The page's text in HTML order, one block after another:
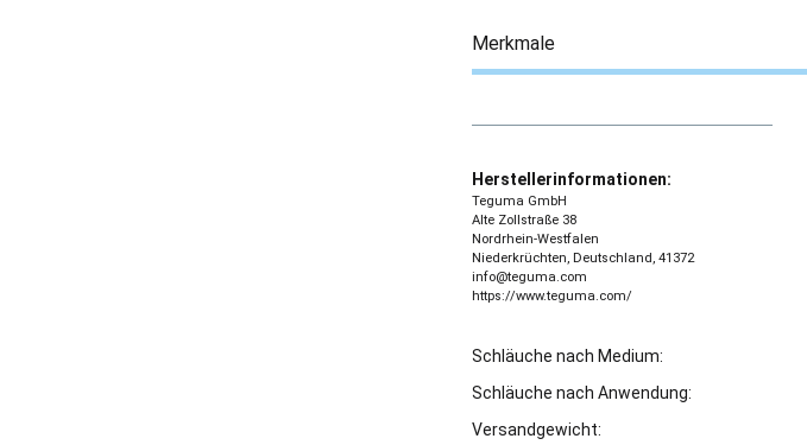
Merkmale
Herstellerinformationen:
Teguma GmbH
Alte Zollstraße 38
Nordrhein-Westfalen
Niederkrüchten, Deutschland, 41372
info@teguma.com
https://www.teguma.com/
Schläuche nach Medium:
Schläuche nach Anwendung:
Versandgewicht: